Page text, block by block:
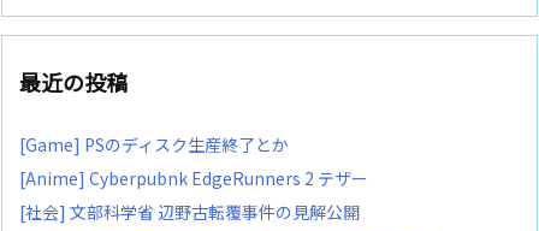
最近の投稿
[Game] PSのディスク生産終了とか
[Anime] Cyberpubnk EdgeRunners 2 テザー
[社会] 文部科学省 辺野古転覆事件の見解公開